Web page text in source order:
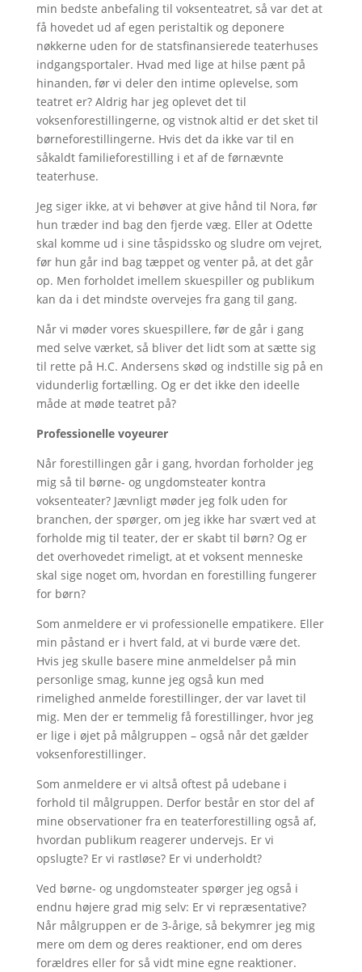
min bedste anbefaling til voksenteatret, så var det at
få hovedet ud af egen peristaltik og deponere
nøkkerne uden for de statsfinansierede teaterhuses
indgangsportaler. Hvad med lige at hilse pænt på
hinanden, før vi deler den intime oplevelse, som
teatret er? Aldrig har jeg oplevet det til
voksenforestillingerne, og vistnok altid er det sket til
børneforestillingerne. Hvis det da ikke var til en
såkaldt familieforestilling i et af de førnævnte
teaterhuse.
Jeg siger ikke, at vi behøver at give hånd til Nora, før
hun træder ind bag den fjerde væg. Eller at Odette
skal komme ud i sine tåspidssko og sludre om vejret,
før hun går ind bag tæppet og venter på, at det går
op. Men forholdet imellem skuespiller og publikum
kan da i det mindste overvejes fra gang til gang.
Når vi møder vores skuespillere, før de går i gang
med selve værket, så bliver det lidt som at sætte sig
til rette på H.C. Andersens skød og indstille sig på en
vidunderlig fortælling. Og er det ikke den ideelle
måde at møde teatret på?
Professionelle voyeurer
Når forestillingen går i gang, hvordan forholder jeg
mig så til børne- og ungdomsteater kontra
voksenteater? Jævnligt møder jeg folk uden for
branchen, der spørger, om jeg ikke har svært ved at
forholde mig til teater, der er skabt til børn? Og er
det overhovedet rimeligt, at et voksent menneske
skal sige noget om, hvordan en forestilling fungerer
for børn?
Som anmeldere er vi professionelle empatikere. Eller
min påstand er i hvert fald, at vi burde være det.
Hvis jeg skulle basere mine anmeldelser på min
personlige smag, kunne jeg også kun med
rimelighed anmelde forestillinger, der var lavet til
mig. Men der er temmelig få forestillinger, hvor jeg
er lige i øjet på målgruppen – også når det gælder
voksenforestillinger.
Som anmeldere er vi altså oftest på udebane i
forhold til målgruppen. Derfor består en stor del af
mine observationer fra en teaterforestilling også af,
hvordan publikum reagerer undervejs. Er vi
opslugte? Er vi rastløse? Er vi underholdt?
Ved børne- og ungdomsteater spørger jeg også i
endnu højere grad mig selv: Er vi repræsentative?
Når målgruppen er de 3-årige, så bekymrer jeg mig
mere om dem og deres reaktioner, end om deres
forældres eller for så vidt mine egne reaktioner.